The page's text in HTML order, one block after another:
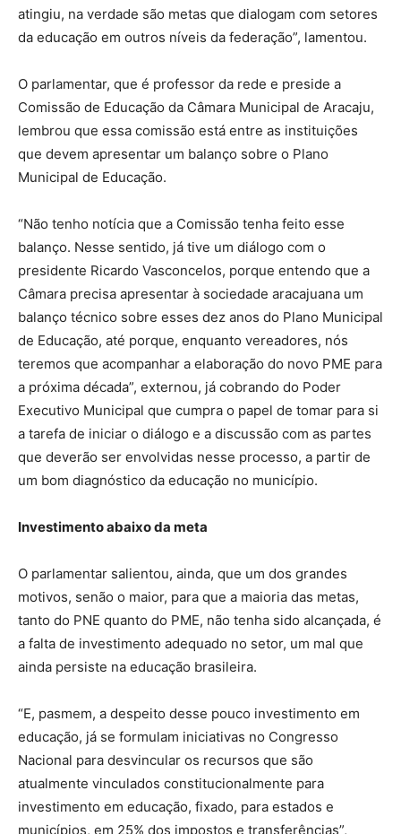
atingiu, na verdade são metas que dialogam com setores
da educação em outros níveis da federação”, lamentou.
O parlamentar, que é professor da rede e preside a
Comissão de Educação da Câmara Municipal de Aracaju,
lembrou que essa comissão está entre as instituições
que devem apresentar um balanço sobre o Plano
Municipal de Educação.
“Não tenho notícia que a Comissão tenha feito esse
balanço. Nesse sentido, já tive um diálogo com o
presidente Ricardo Vasconcelos, porque entendo que a
Câmara precisa apresentar à sociedade aracajuana um
balanço técnico sobre esses dez anos do Plano Municipal
de Educação, até porque, enquanto vereadores, nós
teremos que acompanhar a elaboração do novo PME para
a próxima década”, externou, já cobrando do Poder
Executivo Municipal que cumpra o papel de tomar para si
a tarefa de iniciar o diálogo e a discussão com as partes
que deverão ser envolvidas nesse processo, a partir de
um bom diagnóstico da educação no município.
Investimento abaixo da meta
O parlamentar salientou, ainda, que um dos grandes
motivos, senão o maior, para que a maioria das metas,
tanto do PNE quanto do PME, não tenha sido alcançada, é
a falta de investimento adequado no setor, um mal que
ainda persiste na educação brasileira.
“E, pasmem, a despeito desse pouco investimento em
educação, já se formulam iniciativas no Congresso
Nacional para desvincular os recursos que são
atualmente vinculados constitucionalmente para
investimento em educação, fixado, para estados e
municípios, em 25% dos impostos e transferências”,